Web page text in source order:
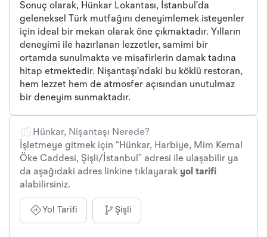
Sonuç olarak, Hünkar Lokantası, İstanbul’da
geleneksel Türk mutfağını deneyimlemek isteyenler
için ideal bir mekan olarak öne çıkmaktadır. Yılların
deneyimi ile hazırlanan lezzetler, samimi bir
ortamda sunulmakta ve misafirlerin damak tadına
hitap etmektedir. Nişantaşı’ndaki bu köklü restoran,
hem lezzet hem de atmosfer açısından unutulmaz
bir deneyim sunmaktadır.
Hünkar, Nişantaşı Nerede?
İşletmeye gitmek için “Hünkar, Harbiye, Mim Kemal
Öke Caddesi, Şişli/İstanbul” adresi ile ulaşabilir ya
da aşağıdaki adres linkine tıklayarak yol tarifi
alabilirsiniz.
Yol Tarifi Şişli